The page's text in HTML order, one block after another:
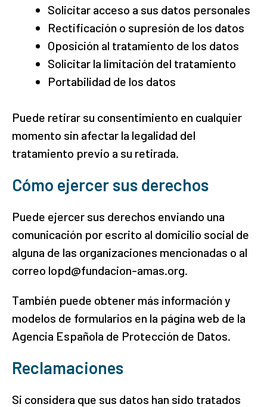
Solicitar acceso a sus datos personales
Rectificación o supresión de los datos
Oposición al tratamiento de los datos
Solicitar la limitación del tratamiento
Portabilidad de los datos
Puede retirar su consentimiento en cualquier
momento sin afectar la legalidad del
tratamiento previo a su retirada.
Cómo ejercer sus derechos
Puede ejercer sus derechos enviando una
comunicación por escrito al domicilio social de
alguna de las organizaciones mencionadas o al
correo lopd@fundacion-amas.org.
También puede obtener más información y
modelos de formularios en la página web de la
Agencia Española de Protección de Datos.
Reclamaciones
Si considera que sus datos han sido tratados